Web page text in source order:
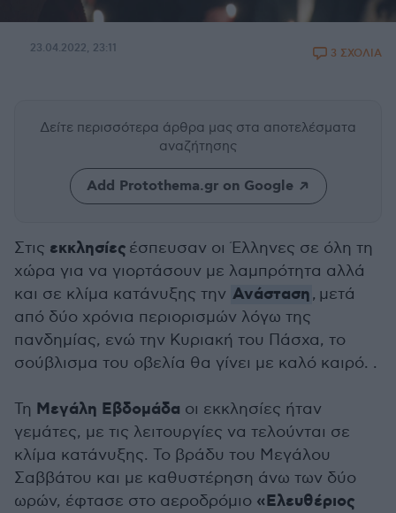
23.04.2022, 23:11 3 ΣΧΟΛΙΑ
Δείτε περισσότερα άρθρα μας στα αποτελέσματα
αναζήτησης
Add Protothema.gr on Google
Στις εκκλησίες έσπευσαν οι Έλληνες σε όλη τη
χώρα για να γιορτάσουν με λαμπρότητα αλλά
και σε κλίμα κατάνυξης την Ανάσταση, μετά
από δύο χρόνια περιορισμών λόγω της
πανδημίας, ενώ την Κυριακή του Πάσχα, το
σούβλισμα του οβελία θα γίνει με καλό καιρό. .
Τη Μεγάλη Εβδομάδα οι εκκλησίες ήταν
γεμάτες, με τις λειτουργίες να τελούνται σε
κλίμα κατάνυξης. Το βράδυ του Μεγάλου
Σαββάτου και με καθυστέρηση άνω των δύο
ωρών, έφτασε στο αεροδρόμιο «Ελευθέριος